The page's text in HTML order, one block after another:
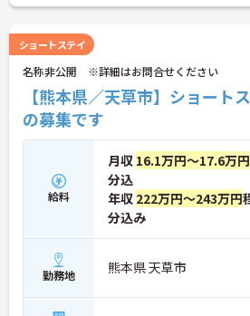
ショートステイ
名称非公開 ※詳細はお問合せください
【熊本県／天草市】ショート
の募集です
給料
月収 16.1万円～17.6万円
分込
年収 222万円～243万円
分込み
勤務地 熊本県 天草市